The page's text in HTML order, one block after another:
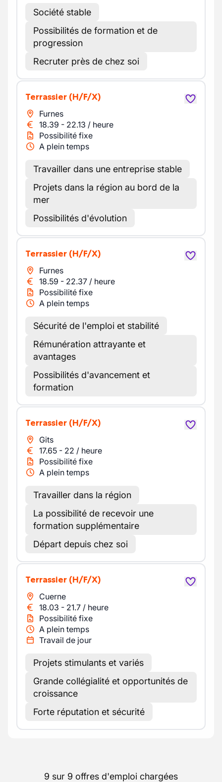
Société stable
Possibilités de formation et de
progression
Recruter près de chez soi
Terrassier (H/F/X)
Furnes
18.39 - 22.13 / heure
Possibilité fixe
A plein temps
Travailler dans une entreprise stable
Projets dans la région au bord de la
mer
Possibilités d'évolution
Terrassier (H/F/X)
Furnes
18.59 - 22.37 / heure
Possibilité fixe
A plein temps
Sécurité de l'emploi et stabilité
Rémunération attrayante et
avantages
Possibilités d'avancement et
formation
Terrassier (H/F/X)
Gits
17.65 - 22 / heure
Possibilité fixe
A plein temps
Travailler dans la région
La possibilité de recevoir une
formation supplémentaire
Départ depuis chez soi
Terrassier (H/F/X)
Cuerne
18.03 - 21.7 / heure
Possibilité fixe
A plein temps
Travail de jour
Projets stimulants et variés
Grande collégialité et opportunités de
croissance
Forte réputation et sécurité
9 sur 9 offres d'emploi chargées